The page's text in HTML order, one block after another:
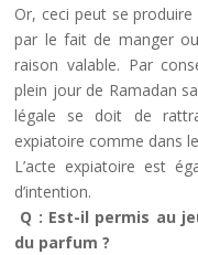
Or, ceci peut se
par le fait de manger
raison valable. Par
plein jour de Ramadan
légale se doit de
expiatoire comme dans
L’acte expiatoire est
d’intention.
Q : Est-il permis au
du parfum ?